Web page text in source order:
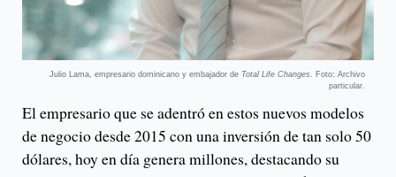
Julio Lama, empresario dominicano y embajador de Total Life Changes. Foto: Archivo
particular.
El empresario que se adentró en estos nuevos modelos
de negocio desde 2015 con una inversión de tan solo 50
dólares, hoy en día genera millones, destacando su